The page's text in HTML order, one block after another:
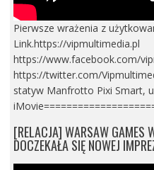
Pierwsze wrażenia z
Link.https://vipmultimedia.pl
https://www.facebook.com/
https://twitter.com/
statyw Manfrotto Pixi Smart,
[RELACJA] WARSAW GAMES
DOCZEKAŁA SIĘ NOWEJ